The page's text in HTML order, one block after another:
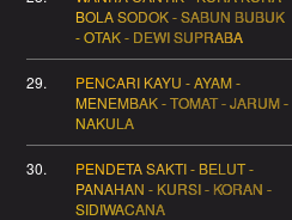
BOLA SODOK - SABUN BUBUK
- OTAK - DEWI SUPRABA
29.
PENCARI KAYU - AYAM -
MENEMBAK - TOMAT - JARUM -
NAKULA
30.
PENDETA SAKTI - BELUT -
PANAHAN - KURSI - KORAN -
SIDIWACANA